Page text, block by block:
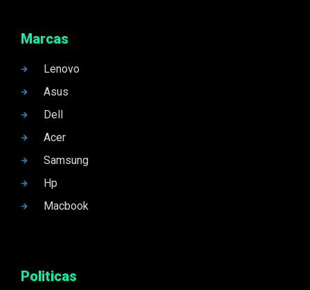
Marcas
Lenovo
Asus
Dell
Acer
Samsung
Hp
Macbook
Politicas